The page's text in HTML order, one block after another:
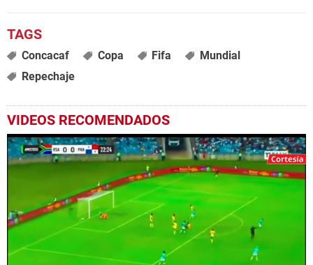
Concacaf Copa Fifa
Mundial
Repechaje
VIDEOS RECOMENDADOS